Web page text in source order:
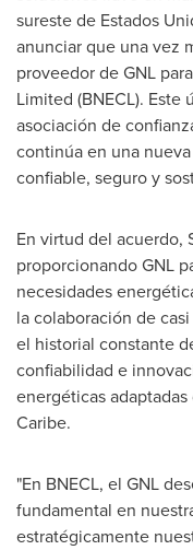
sureste de Estados
anunciar que una vez
proveedor de GNL
Limited (BNECL).
asociación de
continúa en una
confiable, seguro y
En virtud del acuerdo,
proporcionando GNL
necesidades
la colaboración de
el historial constante
confiabilidad e
energéticas
Caribe.
"En BNECL, el GNL
fundamental en
estratégicamente